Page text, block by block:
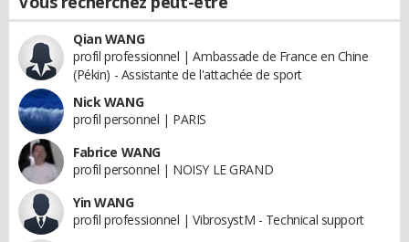
Qian WANG
profil professionnel | Ambassade de France en Chine
(Pékin) - Assistante de l'attachée de sport
Nick WANG
profil personnel | PARIS
Fabrice WANG
profil personnel | NOISY LE GRAND
Yin WANG
profil professionnel | VibrosystM - Technical support